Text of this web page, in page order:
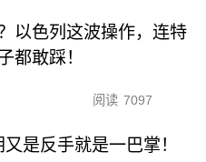
以色列这波操作，连特
都敢踩！
阅读 7097
是反手就是一巴掌！